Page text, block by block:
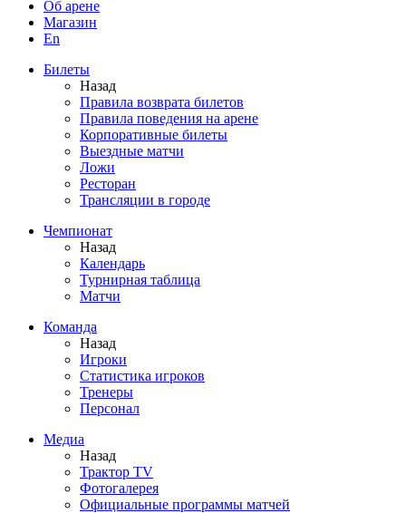
Об арене
Магазин
En
Билеты
Назад
Правила возврата билетов
Правила поведения на арене
Корпоративные билеты
Выездные матчи
Ложи
Ресторан
Трансляции в городе
Чемпионат
Назад
Календарь
Турнирная таблица
Матчи
Команда
Назад
Игроки
Статистика игроков
Тренеры
Персонал
Медиа
Назад
Трактор TV
Фотогалерея
Официальные программы матчей